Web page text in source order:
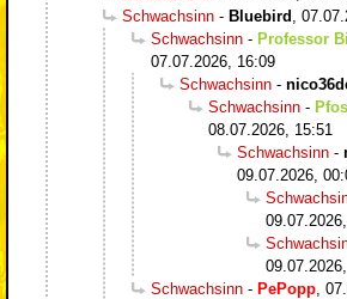
Schwachsinn - Bluebird
Schwachsinn - Professor
07.07.2026, 16:09
Schwachsinn -
Schwachsinn -
08.07.2026, 15:51
Schwachsinn -
09.07.2026,
Schwachsinn - PePopp